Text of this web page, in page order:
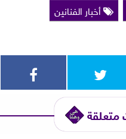
أخبار الفنانين